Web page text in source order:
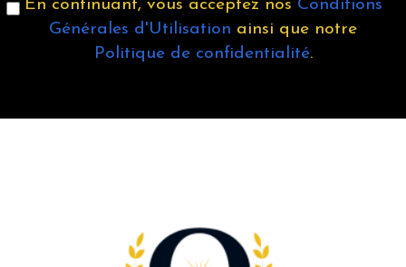
En continuant, vous acceptez nos Conditions
Générales d'Utilisation ainsi que notre
Politique de confidentialité.